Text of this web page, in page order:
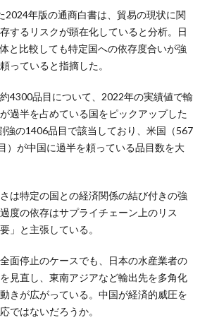
2024年版の通商白書は、貿易の現状に関
するリスクが顕在化していると分析。日
と比較しても特定国への依存度合いが強
っていると指摘した。
4300品目について、2022年の実績値で輸
過半を占めている国をピックアップした
強の1406品目で該当しており、米国（567
）が中国に過半を頼っている品目数を大
は特定の国との経済関係の結び付きの強
度の依存はサプライチェーン上のリス
」と主張している。
面停止のケースでも、日本の水産業者の
見直し、東南アジアなど輸出先を多角化
きが広がっている。中国が経済的威圧を
ではないだろうか。